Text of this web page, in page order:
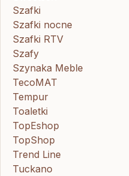
Szafki
Szafki nocne
Szafki RTV
Szafy
Szynaka Meble
TecoMAT
Tempur
Toaletki
TopEshop
TopShop
Trend Line
Tuckano